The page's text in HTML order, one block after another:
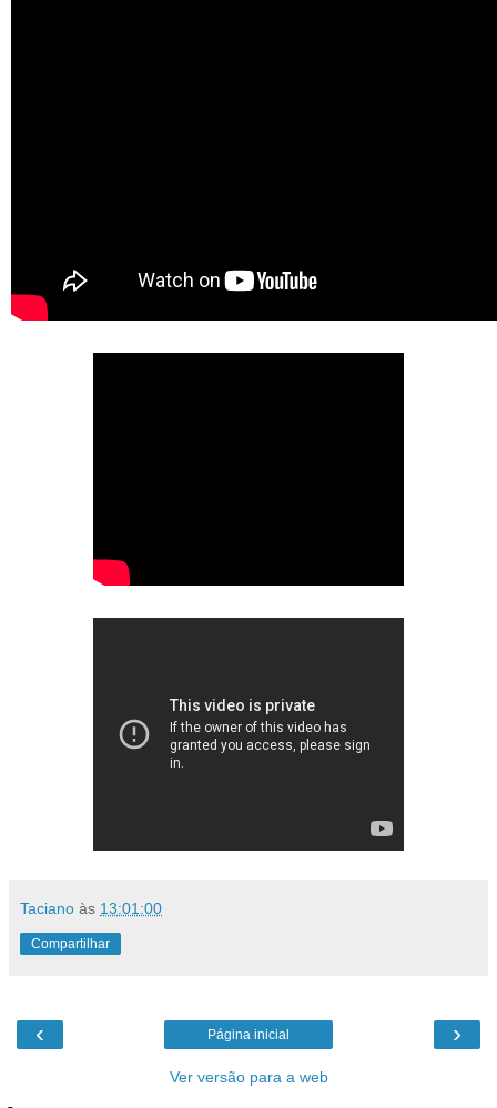
Taciano às 13:01:00
Compartilhar
‹ ›
Página inicial
Ver versão para a web